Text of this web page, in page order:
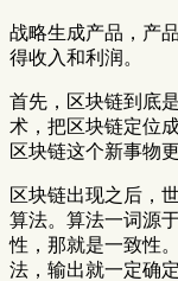
战略生成产品，产
得收入和利润。
首先，区块链到底
术，把区块链定位
区块链这个新事物
区块链出现之后，
算法。算法一词源
性，那就是一致性
法，输出就一定确